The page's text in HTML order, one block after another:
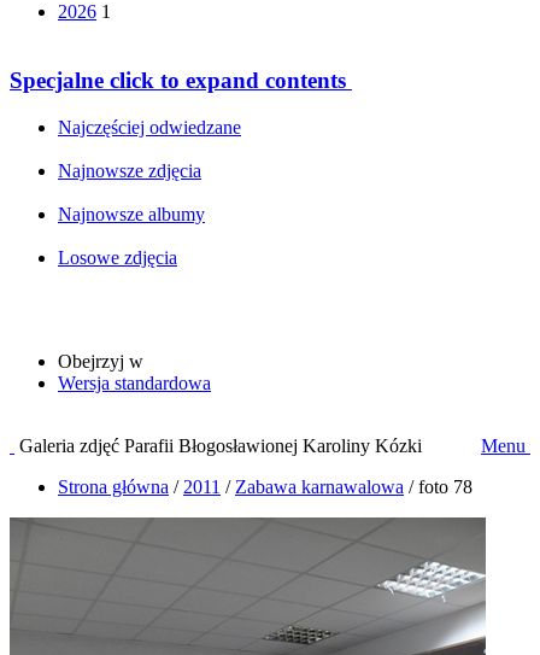
2026 1
Specjalne click to expand contents
Najczęściej odwiedzane
Najnowsze zdjęcia
Najnowsze albumy
Losowe zdjęcia
Obejrzyj w
Wersja standardowa
Galeria zdjęć Parafii Błogosławionej Karoliny Kózki
Menu
Strona główna / 2011 / Zabawa karnawalowa /foto 78